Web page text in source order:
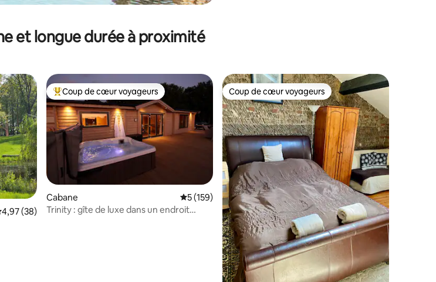
et longue durée à proximité
: 4,97 sur 5
appréciés
moyenne sur la base de 38 commentaires : 4,97 sur 5
4,97 (38)
Coups de cœur voyageurs les plus appréciés
Coup de cœur voyageurs
Cabane Évaluation moyenne sur la base de 159 commentaires : 5 sur 5
5 (159)
Trinity : gîte de luxe dans un endroit
Coup de cœur voyageurs
Coup de cœur voyageurs